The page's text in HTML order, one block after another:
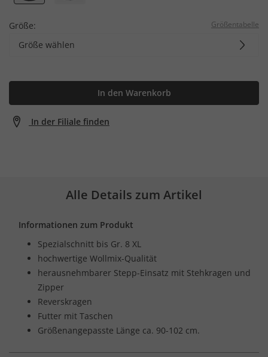
Größe: Größentabelle
Größe wählen
In den Warenkorb
In der Filiale finden
Alle Details zum Artikel
Informationen zum Produkt
Spezialschnitt bis Gr. 8 XL
hochwertige Wollmix-Qualität
herausnehmbarer Stepp-Einsatz mit Stehkragen und
Zipper
Reverskragen
Futter mit Taschen
Größenangepasste Länge ca. 90-102 cm.